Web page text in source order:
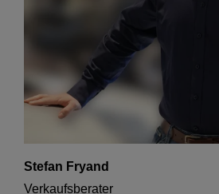
Stefan Fryand
Verkaufsberater